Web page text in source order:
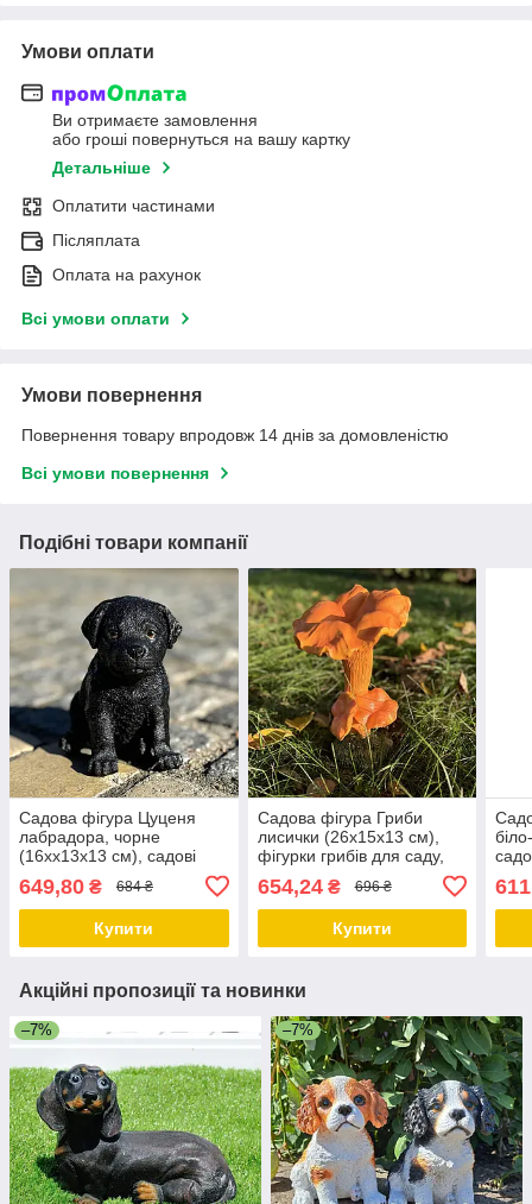
Умови оплати
Ви отримаєте замовлення
або гроші повернуться на вашу картку
Детальніше
Оплатити частинами
Післяплата
Оплата на рахунок
Всі умови оплати
Умови повернення
Повернення товару впродовж 14 днів за домовленістю
Всі умови повернення
Подібні товари компанії
Садова фігура Цуценя
лабрадора, чорне
(16хх13х13 см), садові
фігури з полістоуну, садові
статуетки
649,80 ₴ 684 ₴
Купити
Садова фігура Гриби
лисички (26х15х13 см),
фігурки грибів для саду,
фігури з полістоуну
654,24₴ 696 ₴
Купити
611
Акційні пропозиції та новинки
–7% –7%